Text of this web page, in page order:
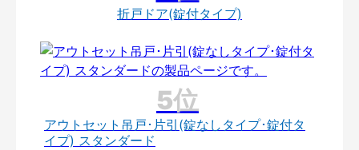
折戸ドア(錠付タイプ)
アウトセット吊戸･片引(錠なしタイプ･錠付タ
イプ) スタンダード